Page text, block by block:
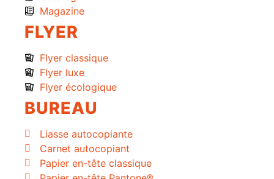
Magazine
FLYER
Flyer classique
Flyer luxe
Flyer écologique
BUREAU
Liasse autocopiante
Carnet autocopiant
Papier en-tête classique